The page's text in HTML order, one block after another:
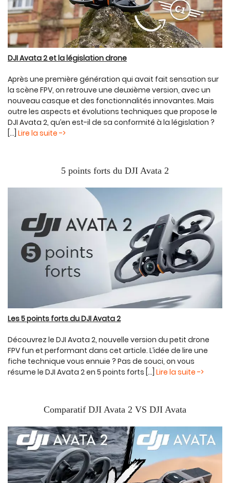
DJI Avata 2 et la législation drone
Après une première génération qui avait fait sensation sur
la scène FPV, on retrouve une deuxième version, avec un
nouveau casque et des fonctionnalités innovantes. Mais
outre les aspects et évolutions techniques que propose le
DJI Avata 2, qu’en est-il de sa conformité à la législation ?
[...] Lire la suite ->
5 points forts du DJI Avata 2
Les 5 points forts du DJI Avata 2
Découvrez le DJI Avata 2, nouvelle version du petit drone
FPV fun et performant dans cet article. L’idée de lire une
fiche technique vous ennuie ? Pas de souci, on vous
résume le DJI Avata 2 en 5 points forts [...] Lire la suite ->
Comparatif DJI Avata 2 VS DJI Avata